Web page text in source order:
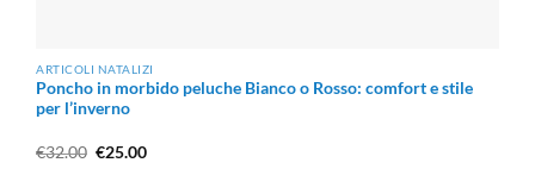
ARTICOLI NATALIZI
Poncho in morbido peluche Bianco o Rosso: comfort e stile
per l’inverno
€32.00 Il
€25.00Il